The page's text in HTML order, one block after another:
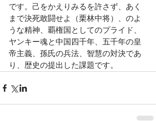
です。己をかえりみるを許さず、あく
まで決死敢闘せよ（栗林中将）、のよ
うな精神、覇権国としてのプライド、
ヤンキー魂と中国四千年、五千年の皇
帝主義、孫氏の兵法、智慧の対決であ
り、歴史の提出した課題です。